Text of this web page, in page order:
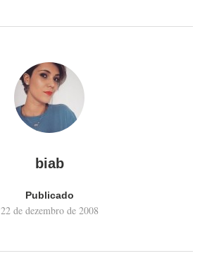
biab
Publicado
22 de dezembro de 2008